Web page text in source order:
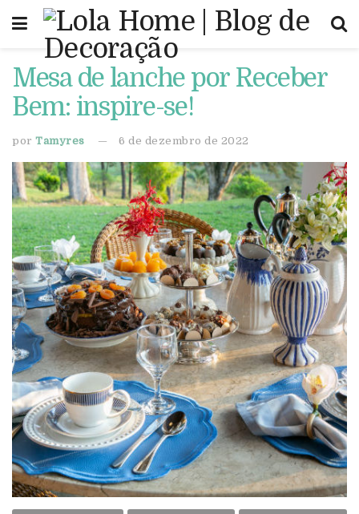
Mesa de lanche por Receber
Bem: inspire-se!
por Tamyres 6 de dezembro de 2022